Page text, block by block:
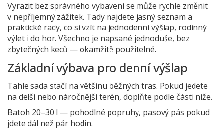
Vyrazit bez správného vybavení se může rychle změnit
v nepříjemný zážitek. Tady najdete jasný seznam a
praktické rady, co si vzít na jednodenní výšlap, rodinný
výlet i do hor. Všechno je napsané jednoduše, bez
zbytečných keců — okamžitě použitelné.
Základní výbava pro denní výšlap
Tahle sada stačí na většinu běžných tras. Pokud jedete
na delší nebo náročnější terén, doplňte podle části níže.
Batoh 20–30 l — pohodlné popruhy, pasový pás pokud
jdete dál než pár hodin.